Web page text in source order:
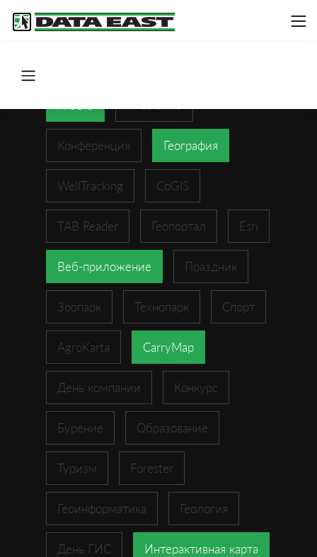
Конференция География
WellTracking CoGIS
TAB Reader Геопортал Esri
Веб-приложение Праздник
Зоопарк Технопарк Спорт
AgroKarta CarryMap
День компании Конкурс
Бурение Образование
Туризм Forester
Геоинформатика Геология
День ГИС Интерактивная карта